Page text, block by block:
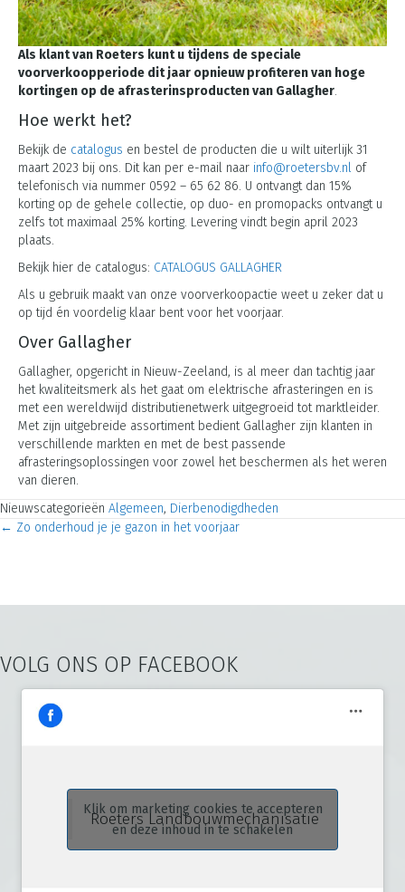
Als klant van Roeters kunt u tijdens de speciale
voorverkoopperiode dit jaar opnieuw profiteren van hoge
kortingen op de afrasterinsproducten van Gallagher.
Hoe werkt het?
Bekijk de catalogus en bestel de producten die u wilt uiterlijk 31
maart 2023 bij ons. Dit kan per e-mail naar info@roetersbv.nl of
telefonisch via nummer 0592 – 65 62 86. U ontvangt dan 15%
korting op de gehele collectie, op duo- en promopacks ontvangt u
zelfs tot maximaal 25% korting. Levering vindt begin april 2023
plaats.
Bekijk hier de catalogus: CATALOGUS GALLAGHER
Als u gebruik maakt van onze voorverkoopactie weet u zeker dat u
op tijd én voordelig klaar bent voor het voorjaar.
Over Gallagher
Gallagher, opgericht in Nieuw-Zeeland, is al meer dan tachtig jaar
het kwaliteitsmerk als het gaat om elektrische afrasteringen en is
met een wereldwijd distributienetwerk uitgegroeid tot marktleider.
Met zijn uitgebreide assortiment bedient Gallagher zijn klanten in
verschillende markten en met de best passende
afrasteringsoplossingen voor zowel het beschermen als het weren
van dieren.
Nieuwscategorieën Algemeen, Dierbenodigdheden
Posts
← Zo onderhoud je je gazon in het voorjaar
VOLG ONS OP FACEBOOK
Roeters Landbouwmechanisatie
Klik om marketing cookies te accepteren
en deze inhoud in te schakelen